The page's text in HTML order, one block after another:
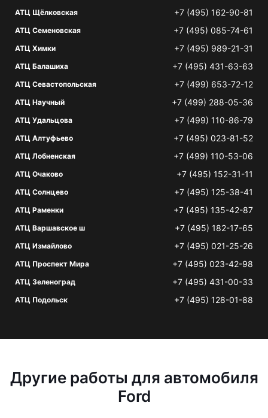
АТЦ Щёлковская +7 (495) 162-90-81
АТЦ Семеновская +7 (495) 085-74-61
АТЦ Химки +7 (495) 989-21-31
АТЦ Балашиха +7 (495) 431-63-63
АТЦ Севастопольская +7 (499) 653-72-12
АТЦ Научный +7 (499) 288-05-36
АТЦ Удальцова +7 (499) 110-86-79
АТЦ Алтуфьево +7 (495) 023-81-52
АТЦ Лобненская +7 (499) 110-53-06
АТЦ Очаково +7 (495) 152-31-11
АТЦ Солнцево +7 (495) 125-38-41
АТЦ Раменки +7 (495) 135-42-87
АТЦ Варшавское ш +7 (495) 182-17-65
АТЦ Измайлово +7 (495) 021-25-26
АТЦ Проспект Мира +7 (495) 023-42-98
АТЦ Зеленоград +7 (495) 431-00-33
АТЦ Подольск +7 (495) 128-01-88
Другие работы для автомобиля
Ford